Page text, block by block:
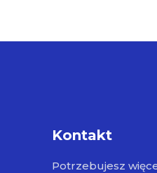
Kontakt
Potrzebujesz